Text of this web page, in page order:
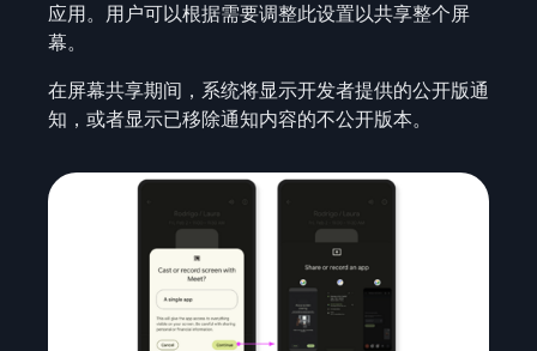
应用。用户可以根据需要调整此设置以共享整个屏
幕。
在屏幕共享期间，系统将显示开发者提供的公开版通
知，或者显示已移除通知内容的不公开版本。